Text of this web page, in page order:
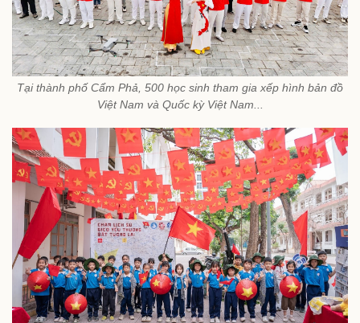
Tại thành phố Cẩm Phả, 500 học sinh tham gia xếp hình bản đồ
Việt Nam và Quốc kỳ Việt Nam...